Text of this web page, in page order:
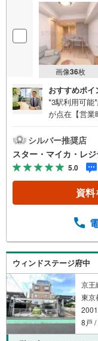
画像36枚
おすすめポイ
*3駅利用可能
が点在【営
するため、お
繋がりやすく
ボタンよりご
社について】
イカ・ホー
会社です。
ンについて
すると
成約キャン
Dでログイン
はできません
シルバー推奨店
スター・マイカ・レ
5.0
資料
ウィンドステージ府中
京王
東京
8戸